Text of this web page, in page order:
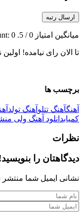
ارسال رتبه
میانگین امتیاز 0
/ 5. Vote count:
0
تا الان رای نیامده!
برچسب ها
آهنگآهنگ تتلو آهنگ تولد
کمیابدانلود آهنگ ولی من
نظرات
دیدگاهتان را
نشانی ایمیل شما منتشر